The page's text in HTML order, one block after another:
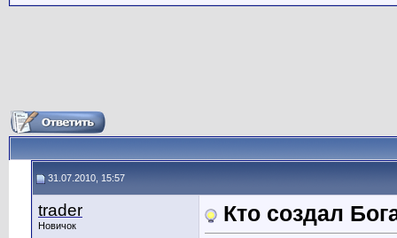
31.07.2010, 15:57
trader
Новичок
Кто создал